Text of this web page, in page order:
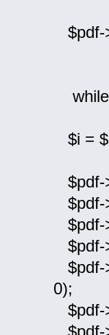
$pdf-
while
$i =
$pdf-
$pdf-
$pdf-
$pdf-
$pdf-
0);
$pdf-